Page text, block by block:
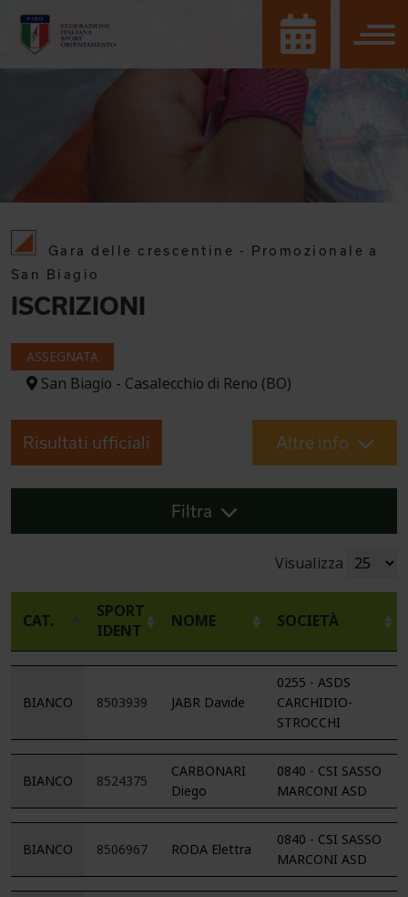
Gara delle crescentine - Promozionale a
San Biagio
ISCRIZIONI
ASSEGNATA
San Biagio - Casalecchio di Reno (BO)
Risultati ufficiali Altre info
Filtra
Visualizza
CAT.
SPORT
IDENT
NOME SOCIETÀ
BIANCO 8503939 JABR Davide
0255 - ASDS
CARCHIDIO-
STROCCHI
BIANCO 8524375
CARBONARI
Diego
0840 - CSI SASSO
MARCONI ASD
BIANCO 8506967 RODA Elettra
0840 - CSI SASSO
MARCONI ASD